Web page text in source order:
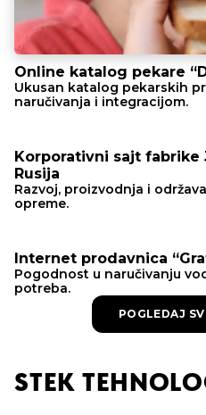
Online katalog pekare
Ukusan katalog pekarskih
naručivanja i integracijom.
Korporativni sajt fabrike
Rusija
Razvoj, proizvodnja i
opreme.
Internet prodavnica
Pogodnost u naručivanju
potreba.
POGLEDAJ
STEK